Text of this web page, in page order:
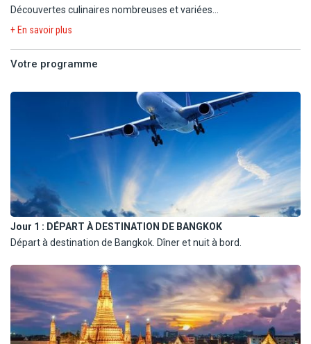
Découvertes culinaires nombreuses et variées
Extension balnéaire à Khao Lak
+ En savoir plus
Votre programme
Jour 1 : DÉPART À DESTINATION DE BANGKOK
Départ à destination de Bangkok. Dîner et nuit à bord.